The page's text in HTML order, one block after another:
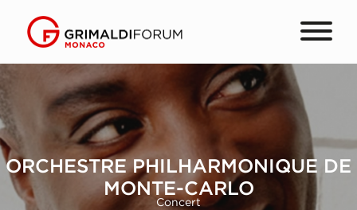
ORCHESTRE PHILHARMONIQUE DE
MONTE-CARLO
Concert